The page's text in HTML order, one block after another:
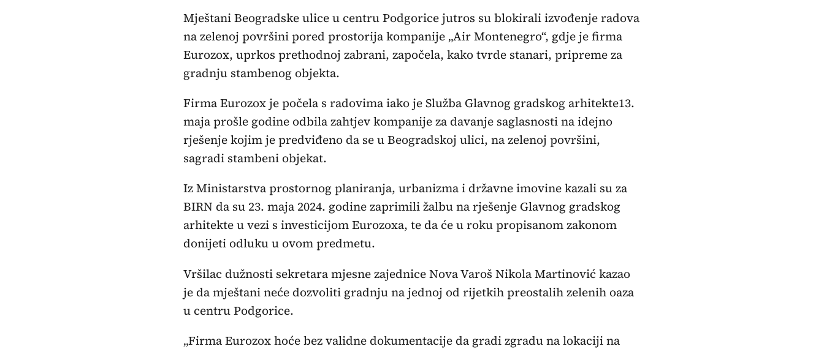
Mještani Beogradske ulice u centru Podgorice jutros su blokirali izvođenje radova
na zelenoj površini pored prostorija kompanije „Air Montenegro“, gdje je firma
Eurozox, uprkos prethodnoj zabrani, započela, kako tvrde stanari, pripreme za
gradnju stambenog objekta.
Firma Eurozox je počela s radovima iako je Služba Glavnog gradskog arhitekte13.
maja prošle godine odbila zahtjev kompanije za davanje saglasnosti na idejno
rješenje kojim je predviđeno da se u Beogradskoj ulici, na zelenoj površini,
sagradi stambeni objekat.
Iz Ministarstva prostornog planiranja, urbanizma i državne imovine kazali su za
BIRN da su 23. maja 2024. godine zaprimili žalbu na rješenje Glavnog gradskog
arhitekte u vezi s investicijom Eurozoxa, te da će u roku propisanom zakonom
donijeti odluku u ovom predmetu.
Vršilac dužnosti sekretara mjesne zajednice Nova Varoš Nikola Martinović kazao
je da mještani neće dozvoliti gradnju na jednoj od rijetkih preostalih zelenih oaza
u centru Podgorice.
„Firma Eurozox hoće bez validne dokumentacije da gradi zgradu na lokaciji na